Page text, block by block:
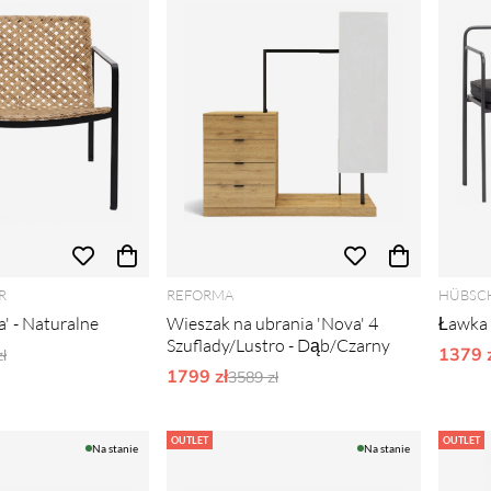
- Naturalne
ceny:
REFORMA
Wieszak na ubrania 'Nova' 4
Szuflady/Lustro - Dąb/Czarny
1799 złOrdynarne ceny:
3589 zł
1379
Na stanie
OUTLET
Na stanie
OUTLET